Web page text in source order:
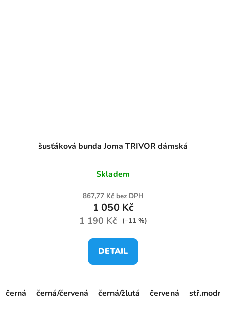
šusťáková bunda Joma TRIVOR dámská
Skladem
867,77 Kč bez DPH
1 050 Kč
1 190 Kč (–11 %)
DETAIL
černá černá/červená černá/žlutá červená stř.modrá